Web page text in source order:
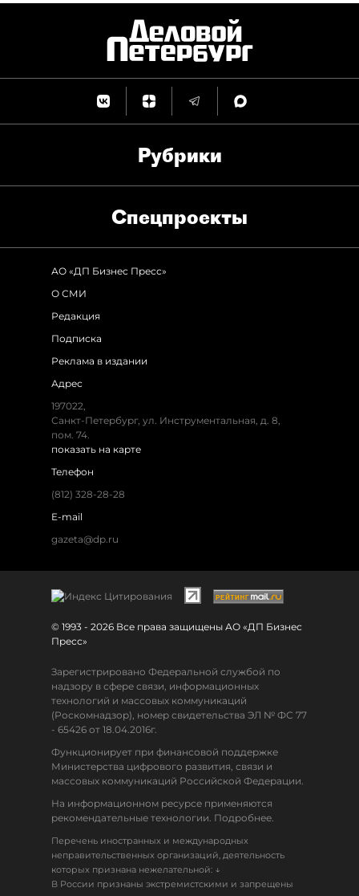
Рубрики
Спец­проекты
АО «ДП Бизнес Пресс»
О СМИ
Редакция
Подписка
Реклама в издании
Адрес
197022,
Санкт-Петербург, ул. Инструментальная, д. 8,
пом. 74.
показать на карте
Телефон
(812) 328-28-28
E-mail
gazeta@dp.ru
© 1993 - 2026 Все права защищены АО «ДП Бизнес
Пресс»
Зарегистрировано Федеральной службой по
надзору в сфере связи, информационных
технологий и массовых коммуникаций
(Роскомнадзор), номер свидетельства ЭЛ № ФС 77
- 65426 от 18.04.2016г.
Функционирует при финансовой поддержке
Министерства цифрового развития, связи и
массовых коммуникаций Российской Федерации.
На информационном ресурсе применяются
рекомендательные технологии. Подробнее.
Перечень иностранных и международных
неправительственных организаций, деятельность
которых признана нежелательной: ↓
В России признаны экстремистскими и запрещены